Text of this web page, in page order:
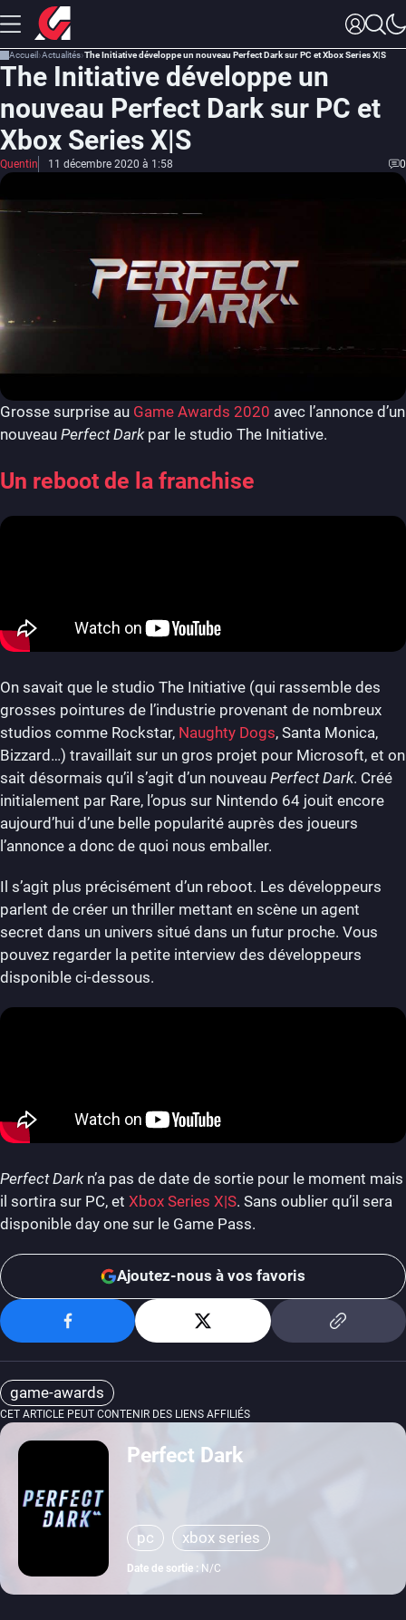
Accueil Actualités The Initiative développe un nouveau Perfect Dark sur PC et Xbox Series X|S
The Initiative développe un
nouveau Perfect Dark sur PC et
Xbox Series X|S
Quentin 11 décembre 2020 à 1:58 0
Grosse surprise au Game Awards 2020 avec l’annonce d’un
nouveau Perfect Darkpar le studio The Initiative.
Un reboot de la franchise
On savait que le studio The Initiative (qui rassemble des
grosses pointures de l’industrie provenant de nombreux
studios comme Rockstar, Naughty Dogs, Santa Monica,
Bizzard…) travaillait sur un gros projet pour Microsoft, et on
sait désormais qu’il s’agit d’un nouveau Perfect Dark. Créé
initialement par Rare, l’opus sur Nintendo 64 jouit encore
aujourd’hui d’une belle popularité auprès des joueurs
l’annonce a donc de quoi nous emballer.
Il s’agit plus précisément d’un reboot. Les développeurs
parlent de créer un thriller mettant en scène un agent
secret dans un univers situé dans un futur proche. Vous
pouvez regarder la petite interview des développeurs
disponible ci-dessous.
Perfect Darkn’a pas de date de sortie pour le moment mais
il sortira sur PC, et Xbox Series X|S. Sans oublier qu’il sera
disponible day one sur le Game Pass.
Ajoutez-nous à vos favoris
game-awards
CET ARTICLE PEUT CONTENIR DES LIENS AFFILIÉS
Perfect Dark
pc xbox series
Date de sortie : N/C